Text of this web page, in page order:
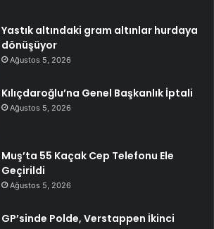
Yastık altındaki gram altınlar hurdaya
dönüşüyor
Ağustos 5, 2026
Kılıçdaroğlu’na Genel Başkanlık İptali
Ağustos 5, 2026
Muş’ta 55 Kaçak Cep Telefonu Ele
Geçirildi
Ağustos 5, 2026
Polde, Verstappen İkinci